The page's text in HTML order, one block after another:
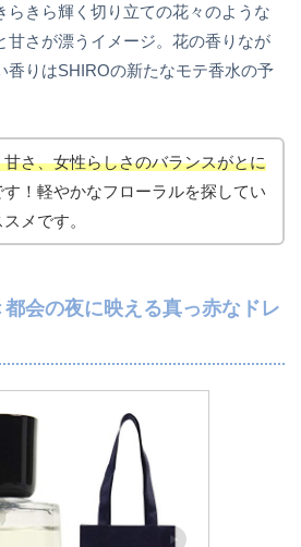
らきら輝く切り立ての花々のような
甘さが漂うイメージ。花の香りなが
香りはSHIROの新たなモテ香水の予
さ、女性らしさのバランスがとに
す！軽やかなフローラルを探してい
メです。
会の夜に映える真っ赤なドレ